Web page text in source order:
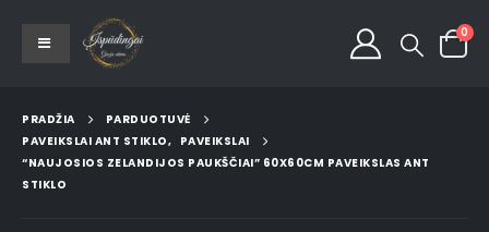
0
PRADŽIA
PARDUOTUVĖ
PAVEIKSLAI ANT STIKLO, PAVEIKSLAI
“NAUJOSIOS ZELANDIJOS PAUKŠČIAI” 60X60CM PAVEIKSLAS ANT
STIKLO